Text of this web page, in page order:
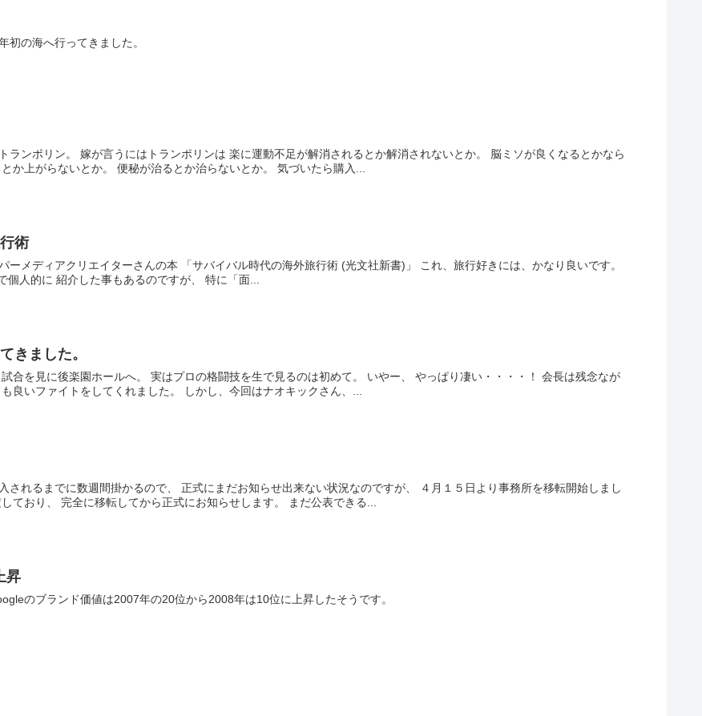
初の海へ行ってきました。
ランポリン。 嫁が言うにはトランポリンは 楽に運動不足が解消されるとか解消されないとか。 脳ミソが良くなるとかなら
か上がらないとか。 便秘が治るとか治らないとか。 気づいたら購入...
術
ーメディアクリエイターさんの本 「サバイバル時代の海外旅行術 (光文社新書)」 これ、旅行好きには、かなり良いです。
人的に 紹介した事もあるのですが、 特に「面...
きました。
合を見に後楽園ホールへ。 実はプロの格闘技を生で見るのは初めて。 いやー、 やっぱり凄い・・・・！ 会長は残念なが
良いファイトをしてくれました。 しかし、今回はナオキックさん、...
されるまでに数週間掛かるので、 正式にまだお知らせ出来ない状況なのですが、 ４月１５日より事務所を移転開始しまし
ており、 完全に移転してから正式にお知らせします。 まだ公表できる...
昇
のブランド価値は2007年の20位から2008年は10位に上昇したそうです。